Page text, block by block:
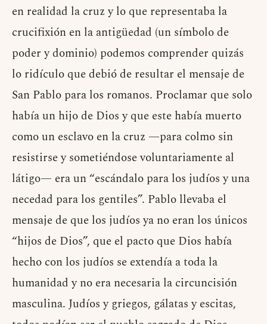
en realidad la cruz y lo que representaba la
crucifixión en la antigüedad (un símbolo de
poder y dominio) podemos comprender quizás
lo ridículo que debió de resultar el mensaje de
San Pablo para los romanos. Proclamar que solo
había un hijo de Dios y que este había muerto
como un esclavo en la cruz —para colmo sin
resistirse y sometiéndose voluntariamente al
látigo— era un “escándalo para los judíos y una
necedad para los gentiles”. Pablo llevaba el
mensaje de que los judíos ya no eran los únicos
“hijos de Dios”, que el pacto que Dios había
hecho con los judíos se extendía a toda la
humanidad y no era necesaria la circuncisión
masculina. Judíos y griegos, gálatas y escitas,